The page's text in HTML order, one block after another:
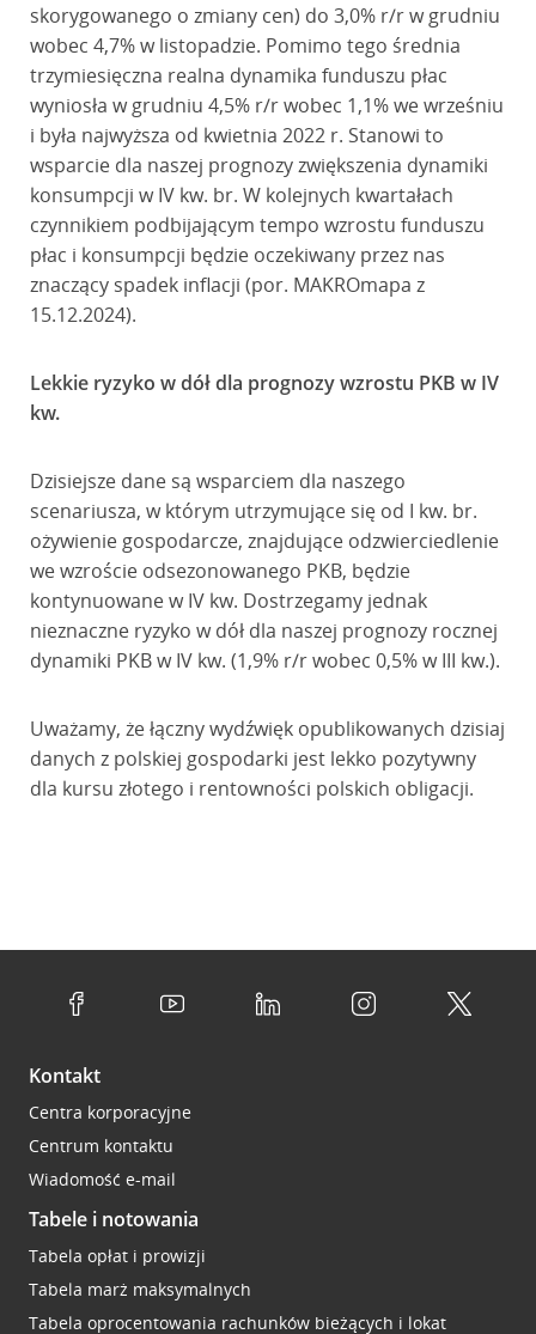
skorygowanego o zmiany cen) do 3,0% r/r w grudniu
wobec 4,7% w listopadzie. Pomimo tego średnia
trzymiesięczna realna dynamika funduszu płac
wyniosła w grudniu 4,5% r/r wobec 1,1% we wrześniu
i była najwyższa od kwietnia 2022 r. Stanowi to
wsparcie dla naszej prognozy zwiększenia dynamiki
konsumpcji w IV kw. br. W kolejnych kwartałach
czynnikiem podbijającym tempo wzrostu funduszu
płac i konsumpcji będzie oczekiwany przez nas
znaczący spadek inflacji (por. MAKROmapa z
15.12.2024).
Lekkie ryzyko w dół dla prognozy wzrostu PKB w IV
kw.
Dzisiejsze dane są wsparciem dla naszego
scenariusza, w którym utrzymujące się od I kw. br.
ożywienie gospodarcze, znajdujące odzwierciedlenie
we wzroście odsezonowanego PKB, będzie
kontynuowane w IV kw. Dostrzegamy jednak
nieznaczne ryzyko w dół dla naszej prognozy rocznej
dynamiki PKB w IV kw. (1,9% r/r wobec 0,5% w III kw.).
Uważamy, że łączny wydźwięk opublikowanych dzisiaj
danych z polskiej gospodarki jest lekko pozytywny
dla kursu złotego i rentowności polskich obligacji.
Kontakt
Centra korporacyjne
Centrum kontaktu
Wiadomość e-mail
Tabele i notowania
Tabela opłat i prowizji
Tabela marż maksymalnych
Tabela oprocentowania rachunków bieżących i lokat